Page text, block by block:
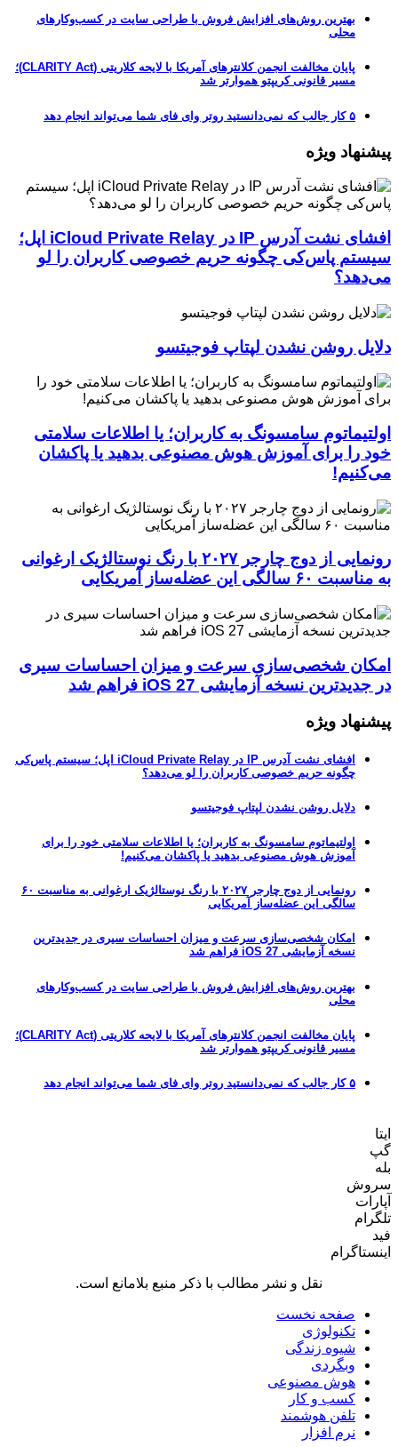
بهترین روش‌های افزایش فروش با طراحی سایت در کسب‌وکارهای
محلی
پایان مخالفت انجمن کلانترهای آمریکا با لایحه کلاریتی (CLARITY Act)؛
مسیر قانونی کریپتو هموارتر شد
۵ کار جالب که نمی‌دانستید روتر وای فای شما می‌تواند انجام دهد
پیشنهاد ویژه
افشای نشت آدرس IP در iCloud Private Relay اپل؛
سیستم پاس‌کی چگونه حریم خصوصی کاربران را لو
می‌دهد؟
دلایل روشن نشدن لپتاپ فوجیتسو
اولتیماتوم سامسونگ به کاربران؛ یا اطلاعات سلامتی
خود را برای آموزش هوش مصنوعی بدهید یا پاکشان
می‌کنیم!
رونمایی از دوج چارجر ۲۰۲۷ با رنگ نوستالژیک ارغوانی
به مناسبت ۶۰ سالگی این عضله‌ساز آمریکایی
امکان شخصی‌سازی سرعت و میزان احساسات سیری
در جدیدترین نسخه آزمایشی iOS 27 فراهم شد
پیشنهاد ویژه
افشای نشت آدرس IP در iCloud Private Relay اپل؛ سیستم پاس‌کی
چگونه حریم خصوصی کاربران را لو می‌دهد؟
دلایل روشن نشدن لپتاپ فوجیتسو
اولتیماتوم سامسونگ به کاربران؛ یا اطلاعات سلامتی خود را برای
آموزش هوش مصنوعی بدهید یا پاکشان می‌کنیم!
رونمایی از دوج چارجر ۲۰۲۷ با رنگ نوستالژیک ارغوانی به مناسبت ۶۰
سالگی این عضله‌ساز آمریکایی
امکان شخصی‌سازی سرعت و میزان احساسات سیری در جدیدترین
نسخه آزمایشی iOS 27 فراهم شد
بهترین روش‌های افزایش فروش با طراحی سایت در کسب‌وکارهای
محلی
پایان مخالفت انجمن کلانترهای آمریکا با لایحه کلاریتی (CLARITY Act)؛
مسیر قانونی کریپتو هموارتر شد
۵ کار جالب که نمی‌دانستید روتر وای فای شما می‌تواند انجام دهد
ایتا
گپ
بله
سروش
آپارات
تلگرام
فید
اینستاگرام
نقل و نشر مطالب با ذکر منبع بلامانع است.
صفحه نخست
تکنولوژی
شیوه زندگی
وبگردی
هوش مصنوعی
کسب و کار
تلفن هوشمند
نرم افزار